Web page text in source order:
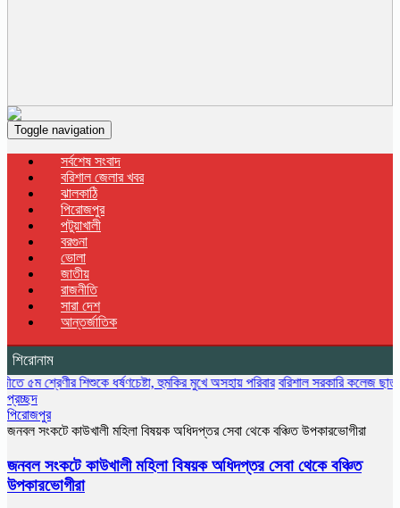
Toggle navigation
সর্বশেষ সংবাদ
বরিশাল জেলার খবর
ঝালকাঠি
পিরোজপুর
পটুয়াখালী
বরগুনা
ভোলা
জাতীয়
রাজনীতি
সারা দেশ
আন্তর্জাতিক
শিরোনাম
শিশুকে ধর্ষণচেষ্টা, হুমকির মুখে অসহায় পরিবার বরিশাল সরকারি কলেজ ছাত্রদলের
প্রচ্ছদ
পিরোজপুর
জনবল সংকটে কাউখালী মহিলা বিষয়ক অধিদপ্তর সেবা থেকে বঞ্চিত উপকারভোগীরা
জনবল সংকটে কাউখালী মহিলা বিষয়ক অধিদপ্তর সেবা থেকে বঞ্চিত
উপকারভোগীরা